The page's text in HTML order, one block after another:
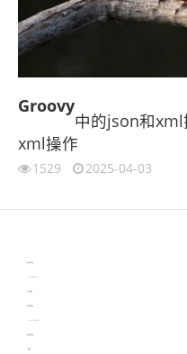
Groovy
中的json和xml
xml操作
1529 2025-04-03